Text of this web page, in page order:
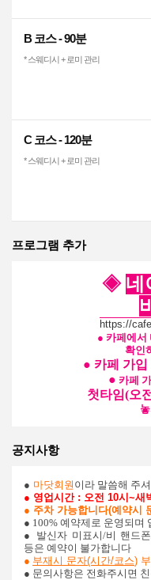
B 코스 - 90분
* 스웨디시 + 로미 관리
C 코스 - 120분
* 스웨디시 + 로미 관리
프로그램 추가
◈ 네
https://
● 카페에서
확인
● 카페 가
● 카페
첫타임(오
공지사항
● 마닷회원 이라 말씀해 주
● 영업시간 : 오전 10시~새
● 주차 가능합니다(예약시
● 100% 예약제로 운영되며
● 발신자 미표시/비 핸드
등은 예약이 불가합니다
● 부재시 문자(시간/코스)
● 문의사항은 전화주시면